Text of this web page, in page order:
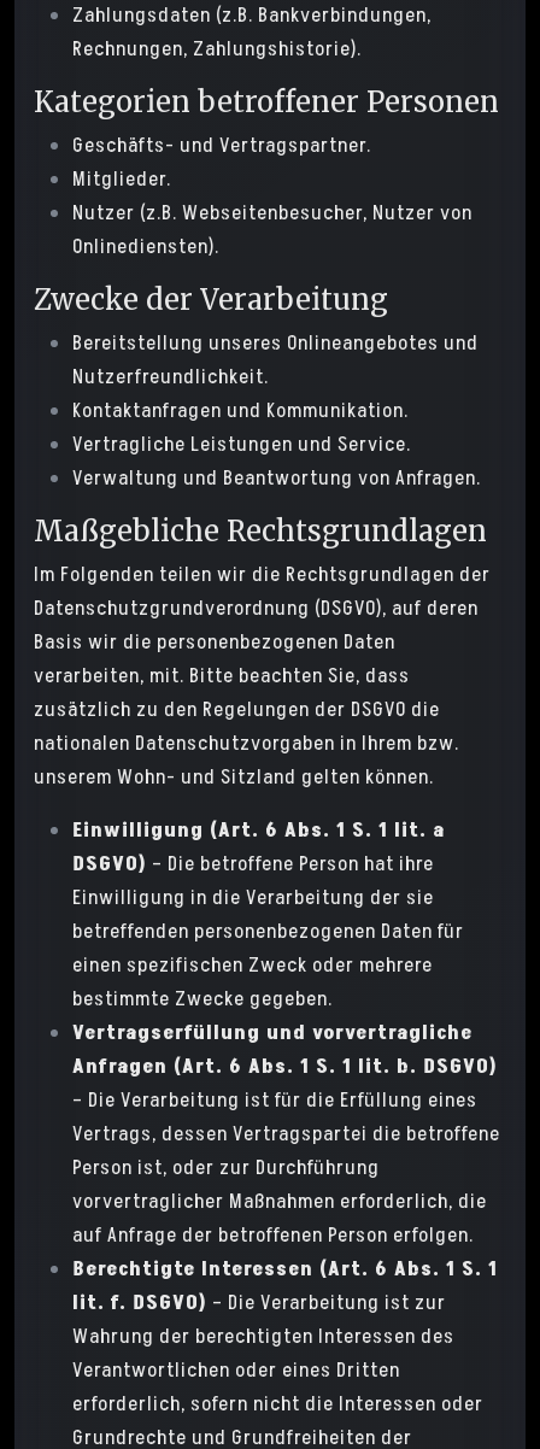
Zahlungsdaten (z.B. Bankverbindungen,
Rechnungen, Zahlungshistorie).
Kategorien betroffener Personen
Geschäfts- und Vertragspartner.
Mitglieder.
Nutzer (z.B. Webseitenbesucher, Nutzer von
Onlinediensten).
Zwecke der Verarbeitung
Bereitstellung unseres Onlineangebotes und
Nutzerfreundlichkeit.
Kontaktanfragen und Kommunikation.
Vertragliche Leistungen und Service.
Verwaltung und Beantwortung von Anfragen.
Maßgebliche Rechtsgrundlagen
Im Folgenden teilen wir die Rechtsgrundlagen der
Datenschutzgrundverordnung (DSGVO), auf deren
Basis wir die personenbezogenen Daten
verarbeiten, mit. Bitte beachten Sie, dass
zusätzlich zu den Regelungen der DSGVO die
nationalen Datenschutzvorgaben in Ihrem bzw.
unserem Wohn- und Sitzland gelten können.
Einwilligung (Art. 6 Abs. 1 S. 1 lit. a
DSGVO) – Die betroffene Person hat ihre
Einwilligung in die Verarbeitung der sie
betreffenden personenbezogenen Daten für
einen spezifischen Zweck oder mehrere
bestimmte Zwecke gegeben.
Vertragserfüllung und vorvertragliche
Anfragen (Art. 6 Abs. 1 S. 1 lit. b. DSGVO)
– Die Verarbeitung ist für die Erfüllung eines
Vertrags, dessen Vertragspartei die betroffene
Person ist, oder zur Durchführung
vorvertraglicher Maßnahmen erforderlich, die
auf Anfrage der betroffenen Person erfolgen.
Berechtigte Interessen (Art. 6 Abs. 1 S. 1
lit. f. DSGVO) – Die Verarbeitung ist zur
Wahrung der berechtigten Interessen des
Verantwortlichen oder eines Dritten
erforderlich, sofern nicht die Interessen oder
Grundrechte und Grundfreiheiten der